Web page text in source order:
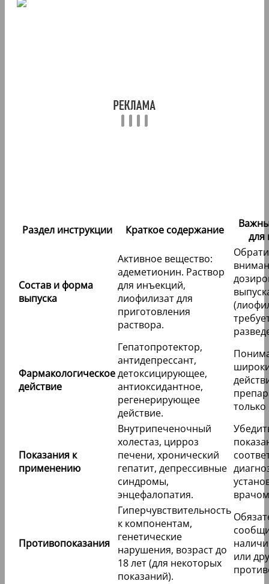
Раздел инструкции Краткое содержание
для
Состав и форма
выпуска
Активное вещество:
адеметионин. Раствор
для инъекций,
лиофилизат для
приготовления
раствора.
Фармакологическое
действие
Гепатопротектор,
антидепрессант,
детоксицирующее,
антиоксидантное,
регенерирующее
действие.
Показания к
применению
Внутрипеченочный
холестаз, цирроз
печени, хронический
гепатит, депрессивные
синдромы,
энцефалопатия.
Противопоказания
Гиперчувствительность
к компонентам,
генетические
нарушения, возраст до
18 лет (для некоторых
показаний).
или